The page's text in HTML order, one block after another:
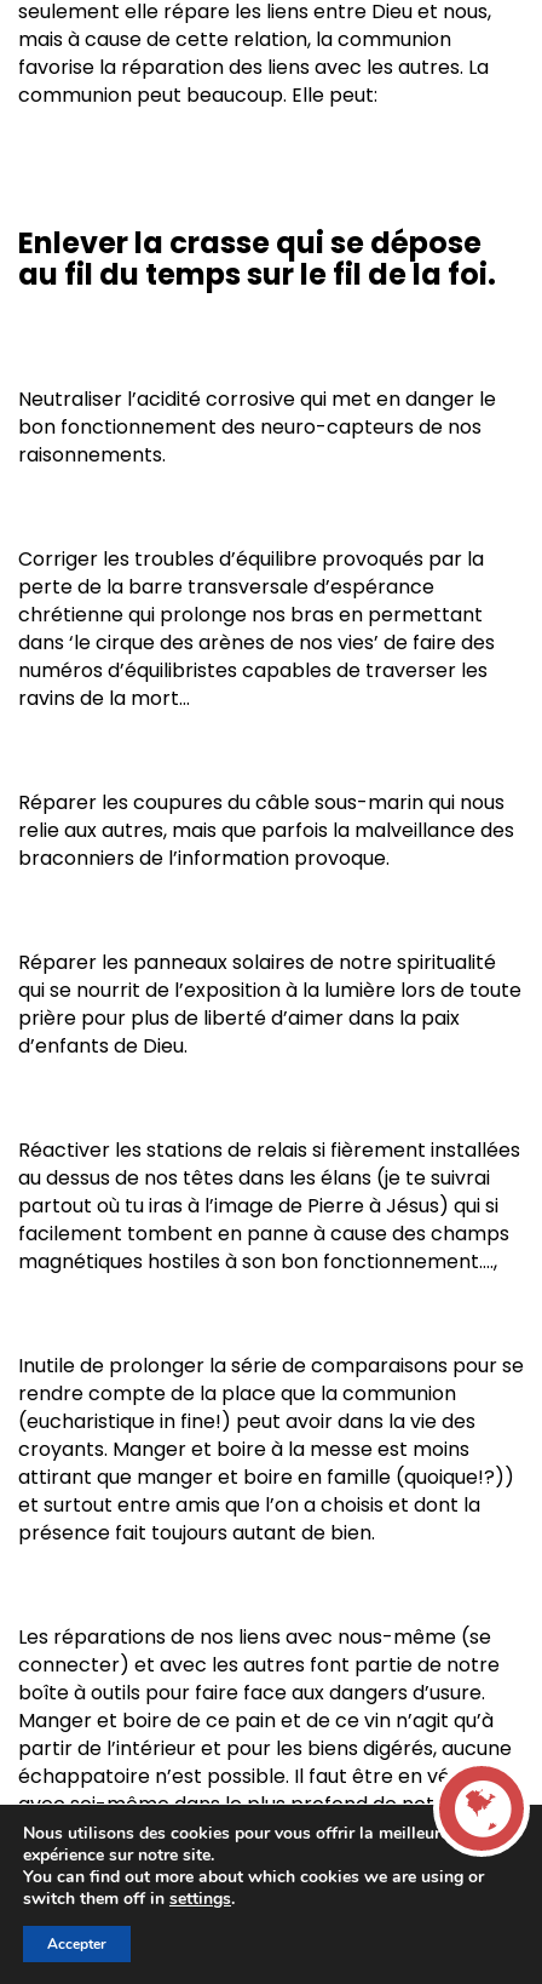
seulement elle répare les liens entre Dieu et nous,
mais à cause de cette relation, la communion
favorise la réparation des liens avec les autres. La
communion peut beaucoup. Elle peut:
Enlever la crasse qui se dépose
au fil du temps sur le fil de la foi.
Neutraliser l’acidité corrosive qui met en danger le
bon fonctionnement des neuro-capteurs de nos
raisonnements.
Corriger les troubles d’équilibre provoqués par la
perte de la barre transversale d’espérance
chrétienne qui prolonge nos bras en permettant
dans ‘le cirque des arènes de nos vies’ de faire des
numéros d’équilibristes capables de traverser les
ravins de la mort…
Réparer les coupures du câble sous-marin qui nous
relie aux autres, mais que parfois la malveillance des
braconniers de l’information provoque.
Réparer les panneaux solaires de notre spiritualité
qui se nourrit de l’exposition à la lumière lors de toute
prière pour plus de liberté d’aimer dans la paix
d’enfants de Dieu.
Réactiver les stations de relais si fièrement installées
au dessus de nos têtes dans les élans (je te suivrai
partout où tu iras à l’image de Pierre à Jésus) qui si
facilement tombent en panne à cause des champs
magnétiques hostiles à son bon fonctionnement….,
Inutile de prolonger la série de comparaisons pour se
rendre compte de la place que la communion
(eucharistique in fine!) peut avoir dans la vie des
croyants. Manger et boire à la messe est moins
attirant que manger et boire en famille (quoique!?))
et surtout entre amis que l’on a choisis et dont la
présence fait toujours autant de bien.
Les réparations de nos liens avec nous-même (se
connecter) et avec les autres font partie de notre
boîte à outils pour faire face aux dangers d’usure.
Manger et boire de ce pain et de ce vin n’agit qu’à
partir de l’intérieur et pour les biens digérés, aucune
échappatoire n’est possible. Il faut être en vérité
avec soi-même dans le plus profond de notre être.
Au bar nous nous soucions de ce qui nous préoccupe,
à l’autel de la messe, nous permettons à Dieu de
soigner ce qu’il veut. Ce qu’il veut et ce que grâce à
LIVE
Nous utilisons des cookies pour vous offrir la meilleure
expérience sur notre site.
You can find out more about which cookies we are using or
switch them off in settings.
Accepter